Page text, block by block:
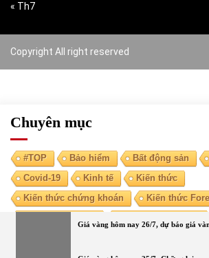
Giá vàng hôm nay 26/7, dự báo giá
« Th7
Copyright All right reserved
Chuyên mục
#TOP Bảo hiểm Bất động sản
Covid-19
Kinh tế
Kiến thức
Kiến thức chứng khoán
Kiến thức